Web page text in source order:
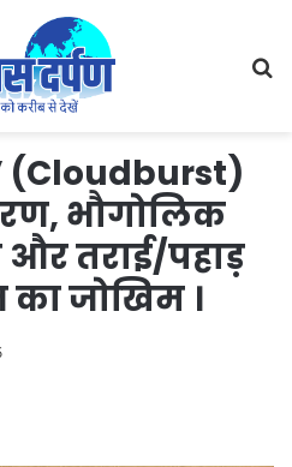
(Cloudburst)
भौगोलिक
और तराई/पहाड़
का जोखिम ।